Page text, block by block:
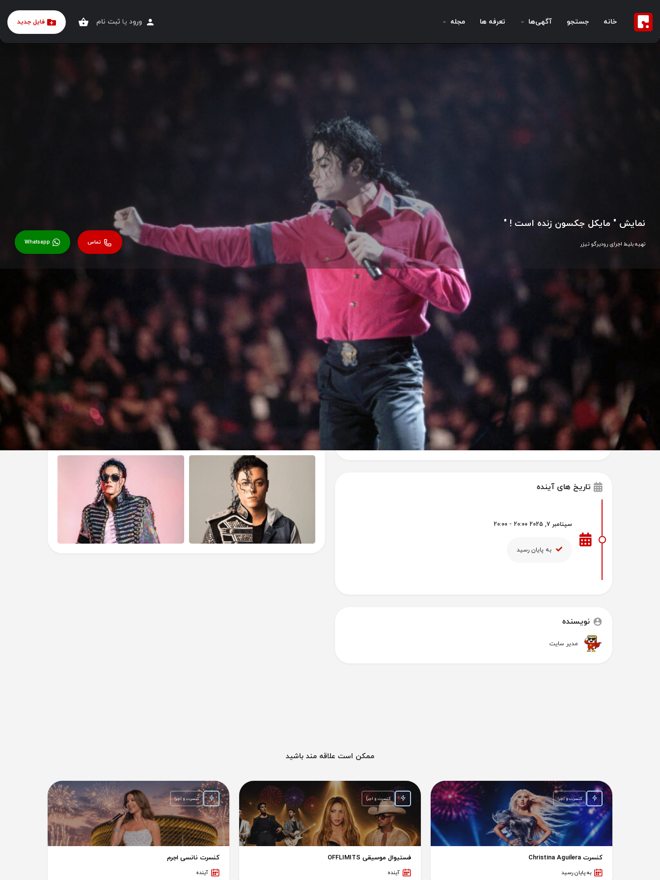
خانه جستجو آگهی‌ها تعرفه ها مجله ورود یا ثبت نام فایل جدید نمایش ” مایکل جکسون زنده است ! “ خانه آگهی ها نمایش ” مایکل جکسون زنده است ! “
نمایش " مایکل جکسون زنده است ! "
تهیه بلیط اجرای رودیرگو تیزر تماس Whatsapp
جزئیات دیدگاه‌‌ها
افزودن به علایق ثبت دیدگاه اشتراک گذاری گزارش
اگر همیشه آرزو داشتید مایکل جکسون را زنده ،ببینید این نزدیکترین تجربه به آرزویتان است.
رودریگو ،تیزر یکی از تحسین شده ترین هنرمندان ادای احترام به مایکل جکسون در جهان نمایش
Michael Lives Forever را شنبه ۷ سپتامبر روی صحنه اپرای دبی می آورد.
رزرو تهیه بلیت از طریق www.platinumlist,net
اطلاعات تماس: @dubaiopera
تاریخ های آینده
سپتامبر 7, 2025 20:00 - 20:00
به پایان رسید
نویسنده
مدیر سایت
دسته بندی
کنسرت و اجرا
ممکن است علاقه مند باشید
کنسرت Christina Aguilera
به پایان رسید
کنسرت و اجرا
فستیوال موسیقی OFFLIMITS
آینده
کنسرت و اجرا
کنسرت نانسی اجرم
آینده
کنسرت و اجرا